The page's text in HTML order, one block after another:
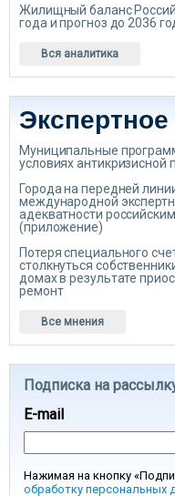
Жилищный баланс
года и прогноз до 2036
Вся аналитика
Муниципальные
условиях антикризисной
Города на передней
международной
адекватности
(приложение)
Потеря специального
столкнуться
домах в результате
ремонт
Все мнения
Подписка на
E-mail
Нажимая на кнопку
обработку персональных